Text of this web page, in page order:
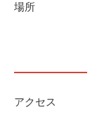
場所
アクセス